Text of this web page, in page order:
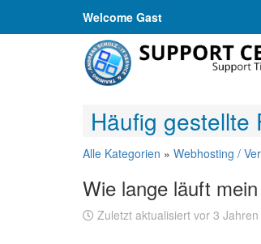
Welcome Gast
Häufig gestellte
Alle Kategorien » Webhosting /
Wie lange läuft
Zuletzt aktualisiert vor 3 Jahren